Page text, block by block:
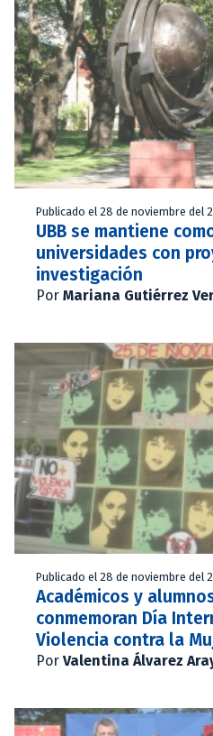
Publicado el 28 de noviembre del
UBB se mantiene
universidades con
investigación
Por Mariana Gutiérrez
Publicado el 28 de noviembre del
Académicos y
conmemoran Día
Violencia contra la
Por Valentina Álvarez